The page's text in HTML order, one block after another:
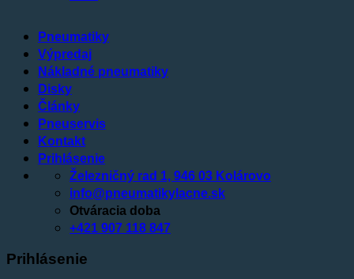
Pneumatiky
Výpredaj
Nákladné pneumatiky
Disky
Články
Pneuservis
Kontakt
Prihlásenie
Železničný rad 1, 946 03 Kolárovo
info@pneumatikylacne.sk
Otváracia doba
+421 907 118 847
Prihlásenie